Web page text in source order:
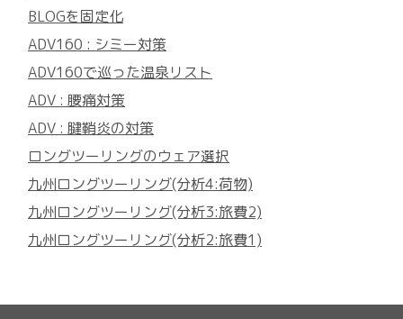
BLOGを固定化
ADV160 : シミー対策
ADV160で巡った温泉リスト
ADV : 腰痛対策
ADV : 腱鞘炎の対策
ロングツーリングのウェア選択
九州ロングツーリング(分析4:荷物)
九州ロングツーリング(分析3:旅費2)
九州ロングツーリング(分析2:旅費1)